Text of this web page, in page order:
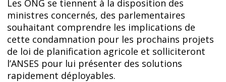
Les ONG se tiennent à la disposition des
ministres concernés, des parlementaires
souhaitant comprendre les implications de
cette condamnation pour les prochains projets
de loi de planification agricole et solliciteront
l’ANSES pour lui présenter des solutions
rapidement déployables.